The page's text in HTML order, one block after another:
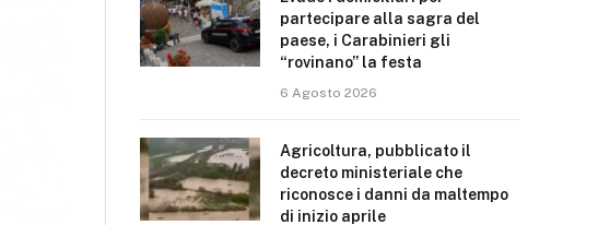
partecipare alla sagra del
paese, i Carabinieri gli
“rovinano” la festa
6 Agosto 2026
Agricoltura, pubblicato il
decreto ministeriale che
riconosce i danni da maltempo
di inizio aprile